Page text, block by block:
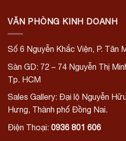
VĂN PHÒNG KINH DOANH
Số 6 Nguyễn Khắc Viện, P. Tân
Sàn GD: 72 – 74 Nguyễn Thị
Tp. HCM
Sales Gallery: Đại lộ Nguyễn
Hưng, Thành phố Đồng Nai.
Điện Thoại: 0936 801 606